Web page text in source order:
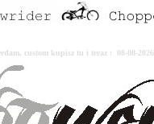
custom kupisz tu i teraz : 08-08-